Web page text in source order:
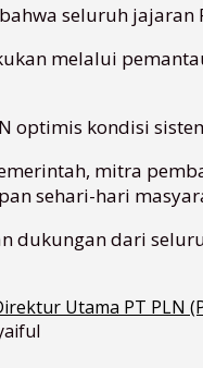
seluruh
melalui
optimis kondisi
mitra
sehari-hari
dukungan dari
Utama PT PLN